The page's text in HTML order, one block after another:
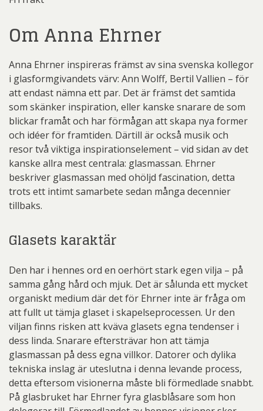
Om Anna Ehrner
Anna Ehrner inspireras främst av sina svenska kollegor
i glasformgivandets värv: Ann Wolff, Bertil Vallien – för
att endast nämna ett par. Det är främst det samtida
som skänker inspiration, eller kanske snarare de som
blickar framåt och har förmågan att skapa nya former
och idéer för framtiden. Därtill är också musik och
resor två viktiga inspirationselement – vid sidan av det
kanske allra mest centrala: glasmassan. Ehrner
beskriver glasmassan med ohöljd fascination, detta
trots ett intimt samarbete sedan många decennier
tillbaks.
Glasets karaktär
Den har i hennes ord en oerhört stark egen vilja – på
samma gång hård och mjuk. Det är sålunda ett mycket
organiskt medium där det för Ehrner inte är fråga om
att fullt ut tämja glaset i skapelseprocessen. Ur den
viljan finns risken att kväva glasets egna tendenser i
dess linda. Snarare eftersträvar hon att tämja
glasmassan på dess egna villkor. Datorer och dylika
tekniska inslag är uteslutna i denna levande process,
detta eftersom visionerna måste bli förmedlade snabbt.
På glasbruket har Ehrner fyra glasblåsare som hon